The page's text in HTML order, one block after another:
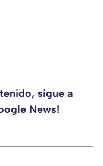
sigue a
News!